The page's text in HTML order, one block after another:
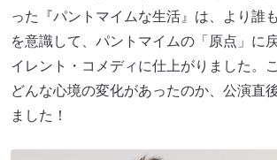
った『パントマイムな生活』は、より誰
を意識して、パントマイムの「原点」に
イレント・コメディに仕上がりました。
どんな心境の変化があったのか、公演直
ました！